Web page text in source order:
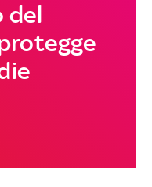
del